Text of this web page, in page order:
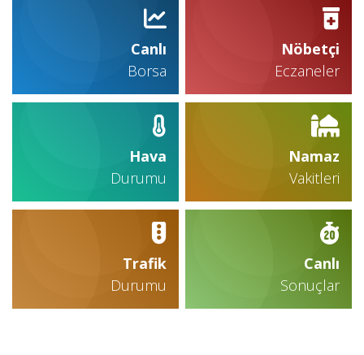
Canlı
Borsa
Nöbetçi
Eczaneler
Hava
Durumu
Namaz
Vakitleri
Trafik
Durumu
Canlı
Sonuçlar